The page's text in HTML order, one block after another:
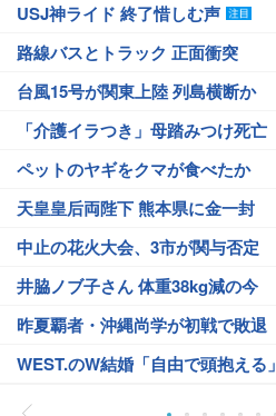
USJ神ライド 終了惜しむ声
路線バスとトラック 正面衝突
台風15号が関東上陸 列島横断か
「介護イラつき」母踏みつけ死亡
ペットのヤギをクマが食べたか
天皇皇后両陛下 熊本県に金一封
中止の花火大会、3市が関与否定
井脇ノブ子さん 体重38kg減の今
昨夏覇者・沖縄尚学が初戦で敗退
WEST.のW結婚「自由で頭抱える」